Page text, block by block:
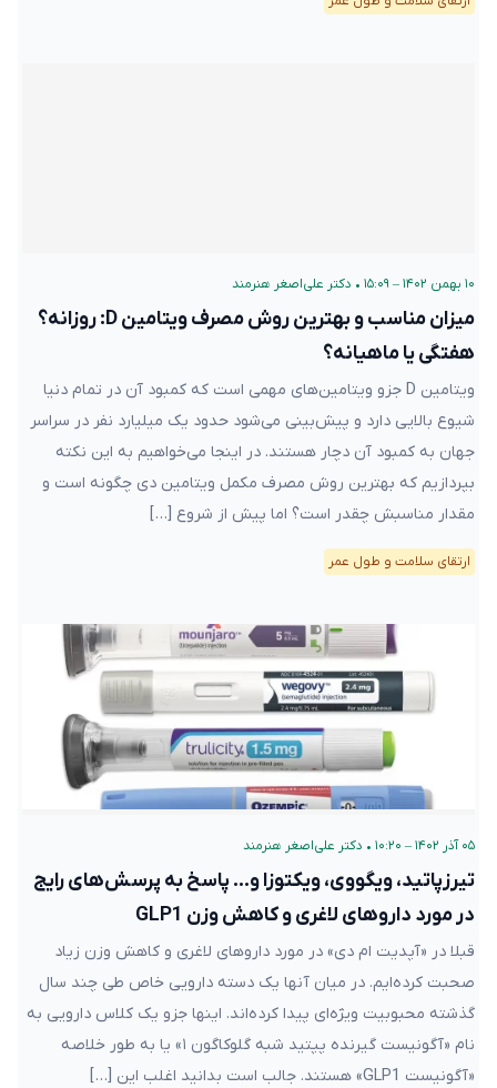
۱۰ بهمن ۱۴۰۲ – ۱۵:۰۹ • دکتر علی‌اصغر هنرمند
میزان مناسب و بهترین روش مصرف ویتامین D: روزانه؟
هفتگی یا ماهیانه؟
ویتامین D جزو ویتامین‌های مهمی است که کمبود آن در تمام دنیا
شیوع بالایی دارد و پیش‌بینی می‌شود حدود یک میلیارد نفر در سراسر
جهان به کمبود آن دچار هستند. در اینجا می‌خواهیم به این نکته
بپردازیم که بهترین روش مصرف مکمل ویتامین دی چگونه است و
مقدار مناسبش چقدر است؟ اما پیش از شروع […]
ارتقای سلامت و طول عمر
۰۵ آذر ۱۴۰۲ – ۱۰:۲۰ • دکتر علی‌اصغر هنرمند
تیرزپاتید، ویگووی، ویکتوزا و… پاسخ به پرسش‌های رایج
در مورد داروهای لاغری و کاهش وزن GLP1
قبلا در «آپدیت ام دی» در مورد داروهای لاغری و کاهش وزن زیاد
صحبت کرده‌ایم. در میان آنها یک دسته دارویی خاص طی چند سال
گذشته محبوبیت ویژه‌ای پیدا کرده‌اند. اینها جزو یک کلاس دارویی به
نام «آگونیست گیرنده پپتید شبه گلوکاگون ۱» یا به طور خلاصه
«آگونیست GLP1» هستند. جالب است بدانید اغلب این […]